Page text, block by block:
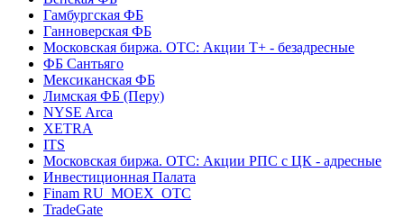
Гамбургская ФБ
Ганноверская ФБ
Московская биржа. OTC: Акции T+ - безадресные
ФБ Сантьяго
Мексиканская ФБ
Лимская ФБ (Перу)
NYSE Arca
XETRA
ITS
Московская биржа. OTC: Акции РПС с ЦК - адресные
Инвестиционная Палата
Finam RU_MOEX_OTC
TradeGate